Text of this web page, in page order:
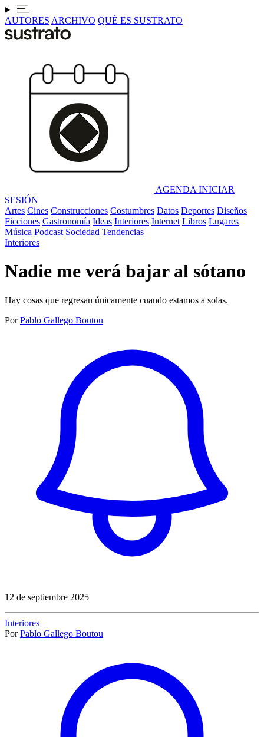
AUTORES ARCHIVO QUÉ ES SUSTRATO
AGENDA INICIAR
SESIÓN
Artes Cines Construcciones Costumbres Datos Deportes Diseños
Ficciones Gastronomía Ideas Interiores Internet Libros Lugares
Música Podcast Sociedad Tendencias
Interiores
Nadie me verá bajar al sótano
Hay cosas que regresan únicamente cuando estamos a solas.
Por Pablo Gallego Boutou
12 de septiembre 2025
Interiores
Por Pablo Gallego Boutou